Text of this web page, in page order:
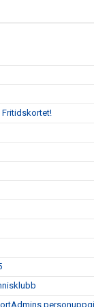
Fritidskortet!